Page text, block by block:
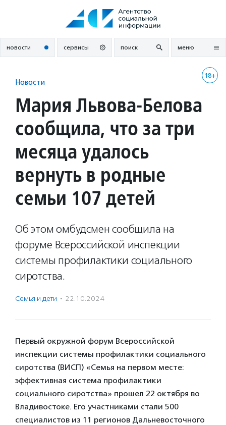
новости сервисы поиск меню
18+
Новости
Мария Львова-Белова
сообщила, что за три
месяца удалось
вернуть в родные
семьи 107 детей
Об этом омбудсмен сообщила на
форуме Всероссийской инспекции
системы профилактики социального
сиротства.
Семья и дети · 22.10.2024
Первый окружной форум Всероссийской
инспекции системы профилактики социального
сиротства (ВИСП) «Семья на первом месте:
эффективная система профилактики
социального сиротства» прошел 22 октября во
Владивостоке. Его участниками стали 500
специалистов из 11 регионов Дальневосточного